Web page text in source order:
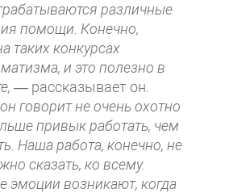
различные
помощи. Конечно,
таких конкурсах
и это полезно в
— рассказывает он.
говорит не очень охотно
привык работать, чем
Наша работа, конечно, не
сказать, ко всему.
эмоции возникают, когда